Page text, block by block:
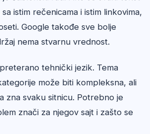
istim rečenicama i istim linkovima,
Google takođe sve bolje
nema stvarnu vrednost.
tehnički jezik. Tema
može biti kompleksna, ali
zna svaku sitnicu. Potrebno je
znači za njegov sajt i zašto se